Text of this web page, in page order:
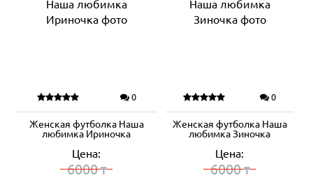
0
Женская футболка Наша
любимка Ириночка
Цена:
6000₸
0
Женская футболка Наша
любимка Зиночка
Цена:
6000₸